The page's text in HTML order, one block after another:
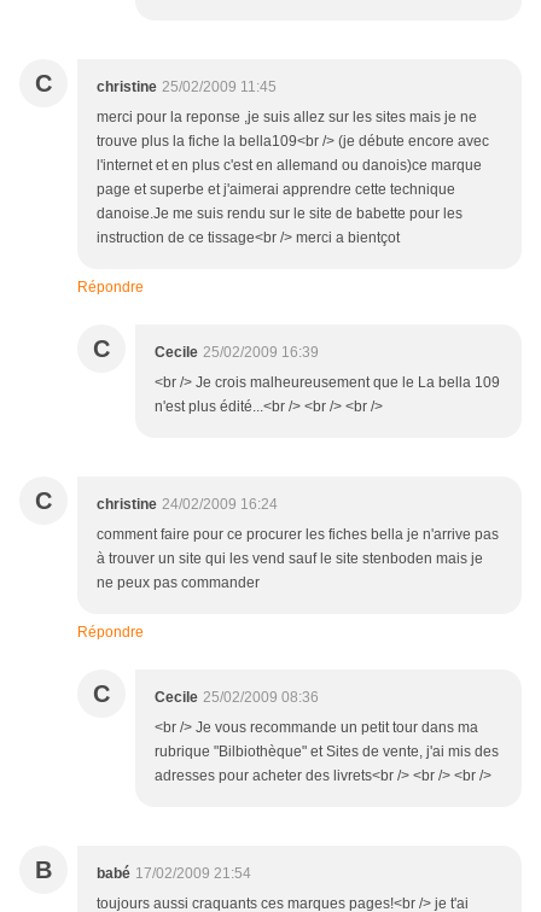
C christine 25/02/2009 11:45
merci pour la reponse ,je suis allez sur les sites mais je ne
trouve plus la fiche la bella109<br /> (je débute encore avec
l'internet et en plus c'est en allemand ou danois)ce marque
page et superbe et j'aimerai apprendre cette technique
danoise.Je me suis rendu sur le site de babette pour les
instruction de ce tissage<br /> merci a bientçot
Répondre
C Cecile 25/02/2009 16:39
<br /> Je crois malheureusement que le La bella 109
n'est plus édité...<br /> <br /> <br />
C christine 24/02/2009 16:24
comment faire pour ce procurer les fiches bella je n'arrive pas
à trouver un site qui les vend sauf le site stenboden mais je
ne peux pas commander
Répondre
C Cecile 25/02/2009 08:36
<br /> Je vous recommande un petit tour dans ma
rubrique "Bilbiothèque" et Sites de vente, j'ai mis des
adresses pour acheter des livrets<br /> <br /> <br />
B babé 17/02/2009 21:54
toujours aussi craquants ces marques pages!<br /> je t'ai